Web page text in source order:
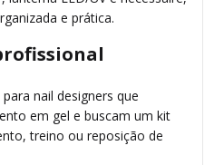
e prática.
nail designers que
em gel e buscam um kit
treino ou reposição de